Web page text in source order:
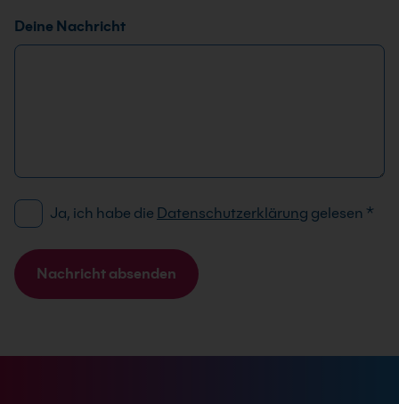
Deine Nachricht
D
S
G
V
O
i
Ja, ich habe die Datenschutzerklärung gelesen *
Nachricht absenden